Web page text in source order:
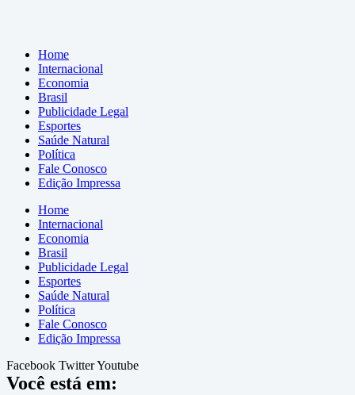
Home
Internacional
Economia
Brasil
Publicidade Legal
Esportes
Saúde Natural
Política
Fale Conosco
Edição Impressa
Home
Internacional
Economia
Brasil
Publicidade Legal
Esportes
Saúde Natural
Política
Fale Conosco
Edição Impressa
Facebook TwitterYoutube
Você está em: